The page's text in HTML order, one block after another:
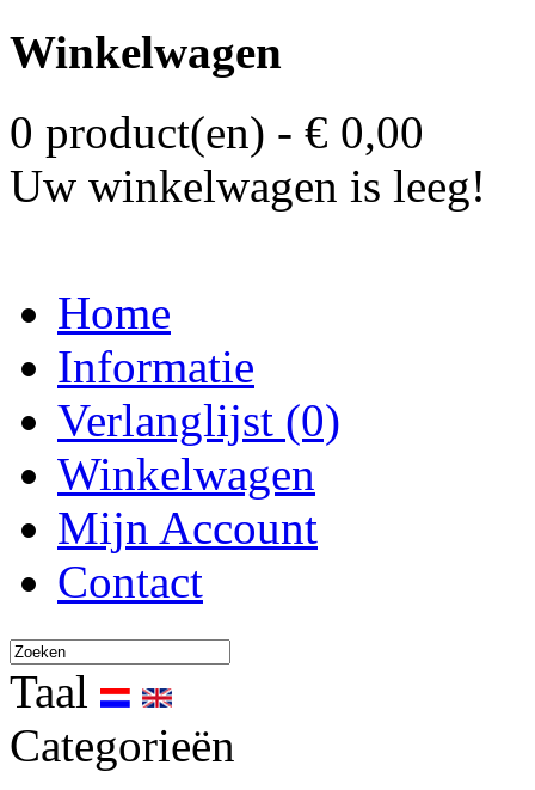
Winkelwagen
0 product(en) - € 0,00
Uw winkelwagen is leeg!
Home
Informatie
Verlanglijst (0)
Winkelwagen
Mijn Account
Contact
Taal
Categorieën